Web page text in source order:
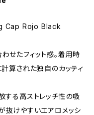
Cap Rojo Black
せたフィット感。着用時
算された独自のカッティ
する高ストレッチ性の吸
抜けやすいエアロメッシ